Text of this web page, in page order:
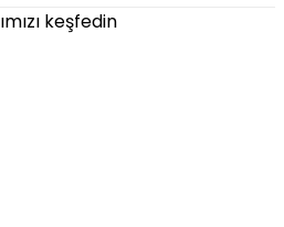
keşfedin